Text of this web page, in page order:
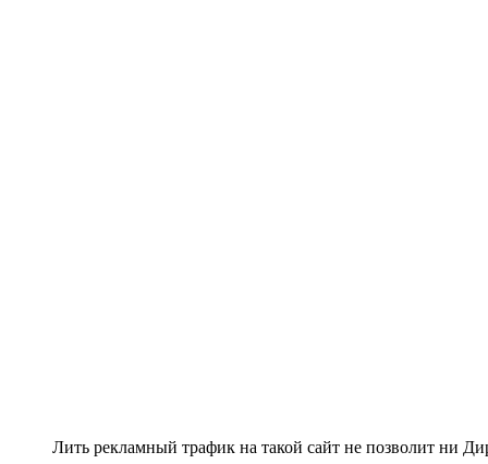
Лить рекламный трафик на такой сайт не позволит ни